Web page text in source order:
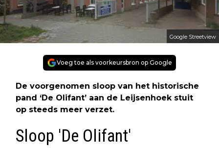
Google Streetview
Voeg toe als voorkeursbron op Google
De voorgenomen sloop van het historische
pand ‘De Olifant’ aan de Leijsenhoek stuit
op steeds meer verzet.
Sloop 'De Olifant'